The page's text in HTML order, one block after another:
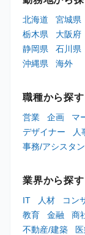
北海道 宮城県
栃木県
大阪府
静岡県
石川県
沖縄県
海外
職種から探す
営業 企画 マ
デザイナー
人
事務/アシスタン
業界から探す
IT 人材 コン
教育
金融 商
不動産/建築